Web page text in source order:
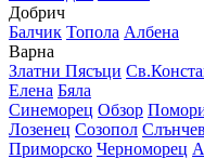
Добрич
Балчик Топола Албена
Варна
Златни Пясъци
Елена Бяла
Синеморец Обзор
Лозенец Созопол
Приморско Черноморец